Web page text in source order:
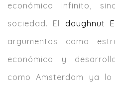
económico infinito,
sociedad. El doughnut
argumentos como
económico y
como Amsterdam ya